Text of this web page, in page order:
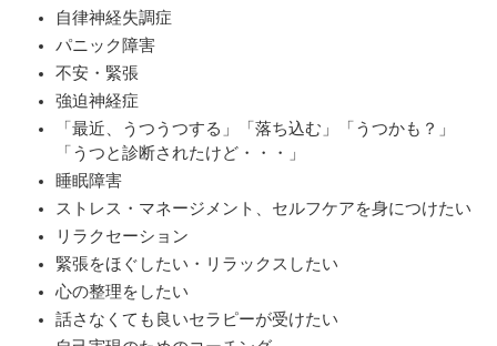
自律神経失調症
パニック障害
不安・緊張
強迫神経症
「最近、うつうつする」「落ち込む」「うつかも？」
「うつと診断されたけど・・・」
睡眠障害
ストレス・マネージメント、セルフケアを身につけたい
リラクセーション
緊張をほぐしたい・リラックスしたい
心の整理をしたい
話さなくても良いセラピーが受けたい